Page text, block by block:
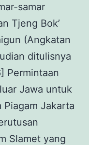
samar
Tjeng Bok’
(Angkatan
ditulisnya
Permintaan
Jawa untuk
Jakarta
Slamet yang